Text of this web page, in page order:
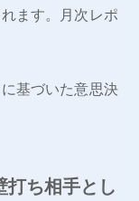
ます。月次レポ
基づいた意思決
打ち相手とし